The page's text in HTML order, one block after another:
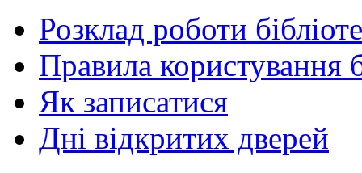
Розклад роботи
Правила користування
Як записатися
Дні відкритих дверей